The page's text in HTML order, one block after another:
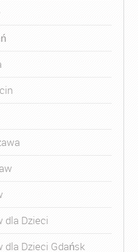
dla Dzieci
dla Dzieci Gdańsk